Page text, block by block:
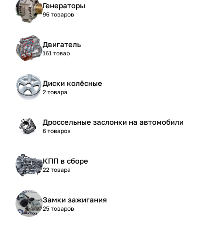
Генераторы
96 товаров
Двигатель
161 товар
Диски колёсные
2 товара
Дроссельные заслонки на автомобили
6 товаров
КПП в сборе
22 товара
Замки зажигания
25 товаров